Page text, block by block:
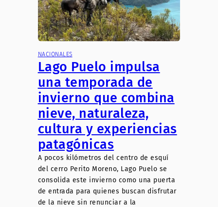
NACIONALES
Lago Puelo impulsa
una temporada de
invierno que combina
nieve, naturaleza,
cultura y experiencias
patagónicas
A pocos kilómetros del centro de esquí
del cerro Perito Moreno, Lago Puelo se
consolida este invierno como una puerta
de entrada para quienes buscan disfrutar
de la nieve sin renunciar a la